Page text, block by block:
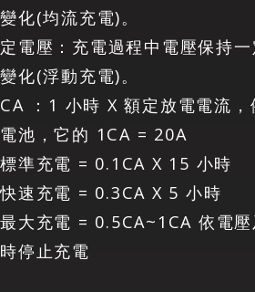
變化(均流充電)。
定電壓：充電過程中電壓保持
變化(浮動充電)。
CA ：1 小時 X 額定放電電流
電池，它的 1CA = 20A
標準充電 = 0.1CA X 15 小時
快速充電 = 0.3CA X 5 小時
最大充電 = 0.5CA~1CA 依電
時停止充電